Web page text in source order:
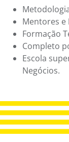
Mentores e
Formação
Completo
Escola
Negócios.